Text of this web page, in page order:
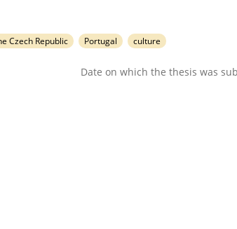
Czech Republic Portugal culture
Date on which the thesis was